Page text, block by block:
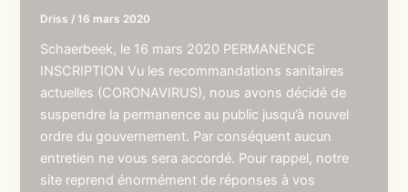
Driss /16 mars 2020
Schaerbeek, le 16 mars 2020 PERMANENCE
INSCRIPTION Vu les recommandations sanitaires
actuelles (CORONAVIRUS), nous avons décidé de
suspendre la permanence au public jusqu’à nouvel
ordre du gouvernement. Par conséquent aucun
entretien ne vous sera accordé. Pour rappel, notre
site reprend énormément de réponses à vos